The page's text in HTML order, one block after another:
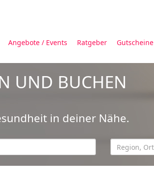
Angebote / Events Ratgeber Gutscheine
UND BUCHEN
in deiner Nähe.